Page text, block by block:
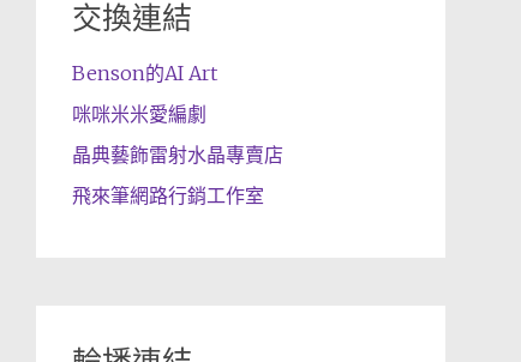
交換連結
Benson的AI Art
咪咪米米愛編劇
晶典藝飾雷射水晶專賣店
飛來筆網路行銷工作室